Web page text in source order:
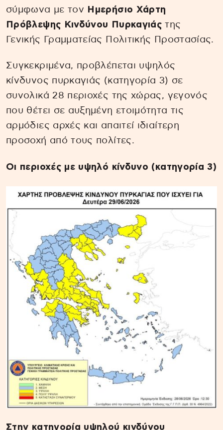
σύμφωνα με τον Ημερήσιο Χάρτη
Πρόβλεψης Κινδύνου Πυρκαγιάς της
Γενικής Γραμματείας Πολιτικής Προστασίας.
Συγκεκριμένα, προβλέπεται υψηλός
κίνδυνος πυρκαγιάς (κατηγορία 3) σε
συνολικά 28 περιοχές της χώρας, γεγονός
που θέτει σε αυξημένη ετοιμότητα τις
αρμόδιες αρχές και απαιτεί ιδιαίτερη
προσοχή από τους πολίτες.
Οι περιοχές με υψηλό κίνδυνο (κατηγορία 3)
Στην κατηγορία υψηλού κινδύνου